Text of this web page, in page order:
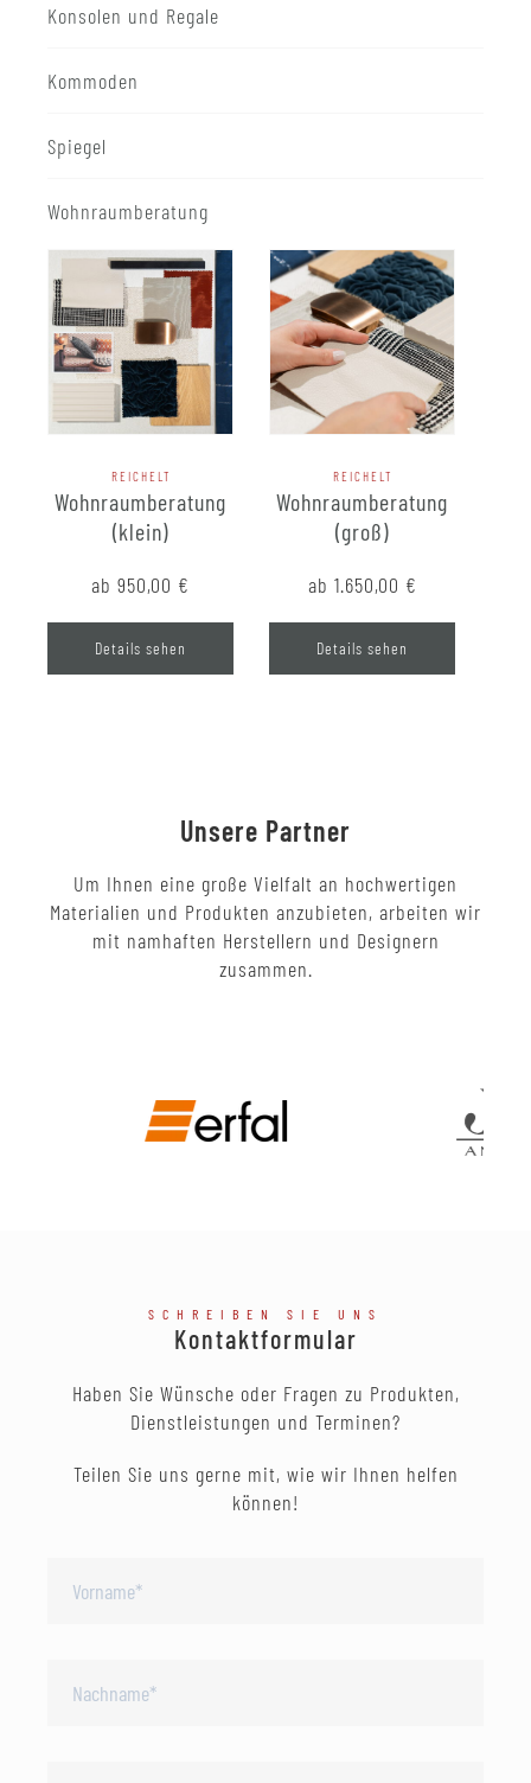
Konsolen und Regale
Kommoden
Spiegel
Wohnraumberatung
REICHELT
Wohnraumberatung
(klein)
ab 950,00 €
Details sehen
REICHELT
Wohnraumberatung
(groß)
ab 1.650,00 €
Details sehen
Unsere Partner
Um Ihnen eine große Vielfalt an hochwertigen
Materialien und Produkten anzubieten, arbeiten wir
mit namhaften Herstellern und Designern
zusammen.
SCHREIBEN SIE UNS
Kontaktformular
Haben Sie Wünsche oder Fragen zu Produkten,
Dienstleistungen und Terminen?
Teilen Sie uns gerne mit, wie wir Ihnen helfen
können!